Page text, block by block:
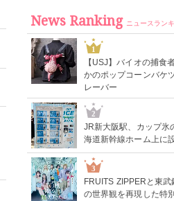
News Ranking ニュースラン
1
【USJ】バイオの捕食
かのポップコーンバケ
レーバー
2
JR新大阪駅、カップ氷
海道新幹線ホーム上に
3
FRUITS ZIPPERと東
の世界観を再現した特